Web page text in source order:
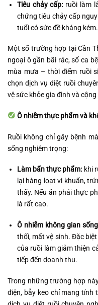
Tiêu chảy cấp: ruồi làm
chứng tiêu chảy cấp
tuổi có sức đề kháng kém.
Một số trường hợp tại Cần
ngoại ô gần bãi rác, số ca
mùa mưa – thời điểm ruồi
chọn dịch vụ diệt ruồi
vệ sức khỏe gia đình và
Ô nhiễm thực phẩm và
Ruồi không chỉ gây bệnh
sống nghiêm trọng:
Làm bẩn thực phẩm: khi
lại hàng loạt vi khuẩn,
thấy. Nếu ăn phải thực
là rất cao.
Ô nhiễm không gian
thối, mất vệ sinh. Đặc
của ruồi làm giảm thiện
tiếp đến doanh thu.
Trong những trường hợp
điện, bẫy keo chỉ mang tính